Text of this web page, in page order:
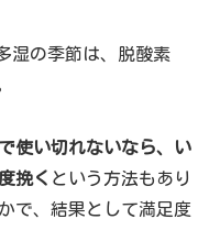
湿の季節は、脱酸素
使い切れないなら、い
挽く という方法もあり
で、結果として満足度